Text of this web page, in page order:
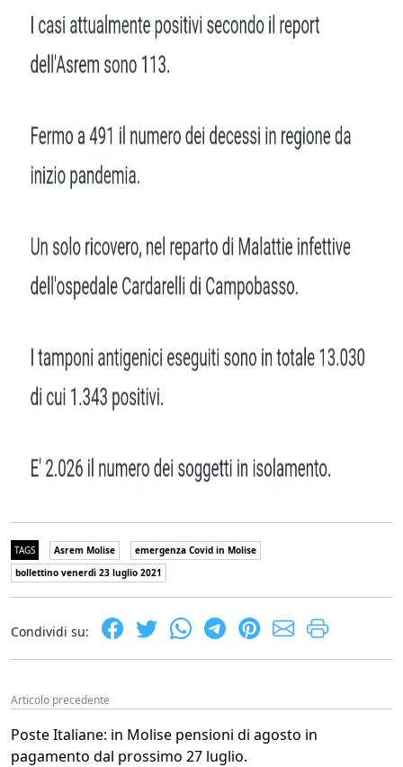
TAGS Asrem Molise
emergenza Covid in Molise
bollettino venerdì 23 luglio 2021
Condividi su:
Articolo precedente
Poste Italiane: in Molise pensioni di agosto in
pagamento dal prossimo 27 luglio.